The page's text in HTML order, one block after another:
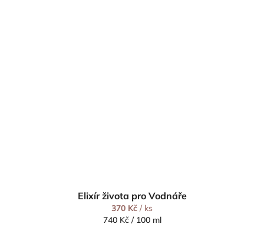
Elixír života pro Vodnáře
370 Kč / ks
Měrná
740 Kč / 100 ml